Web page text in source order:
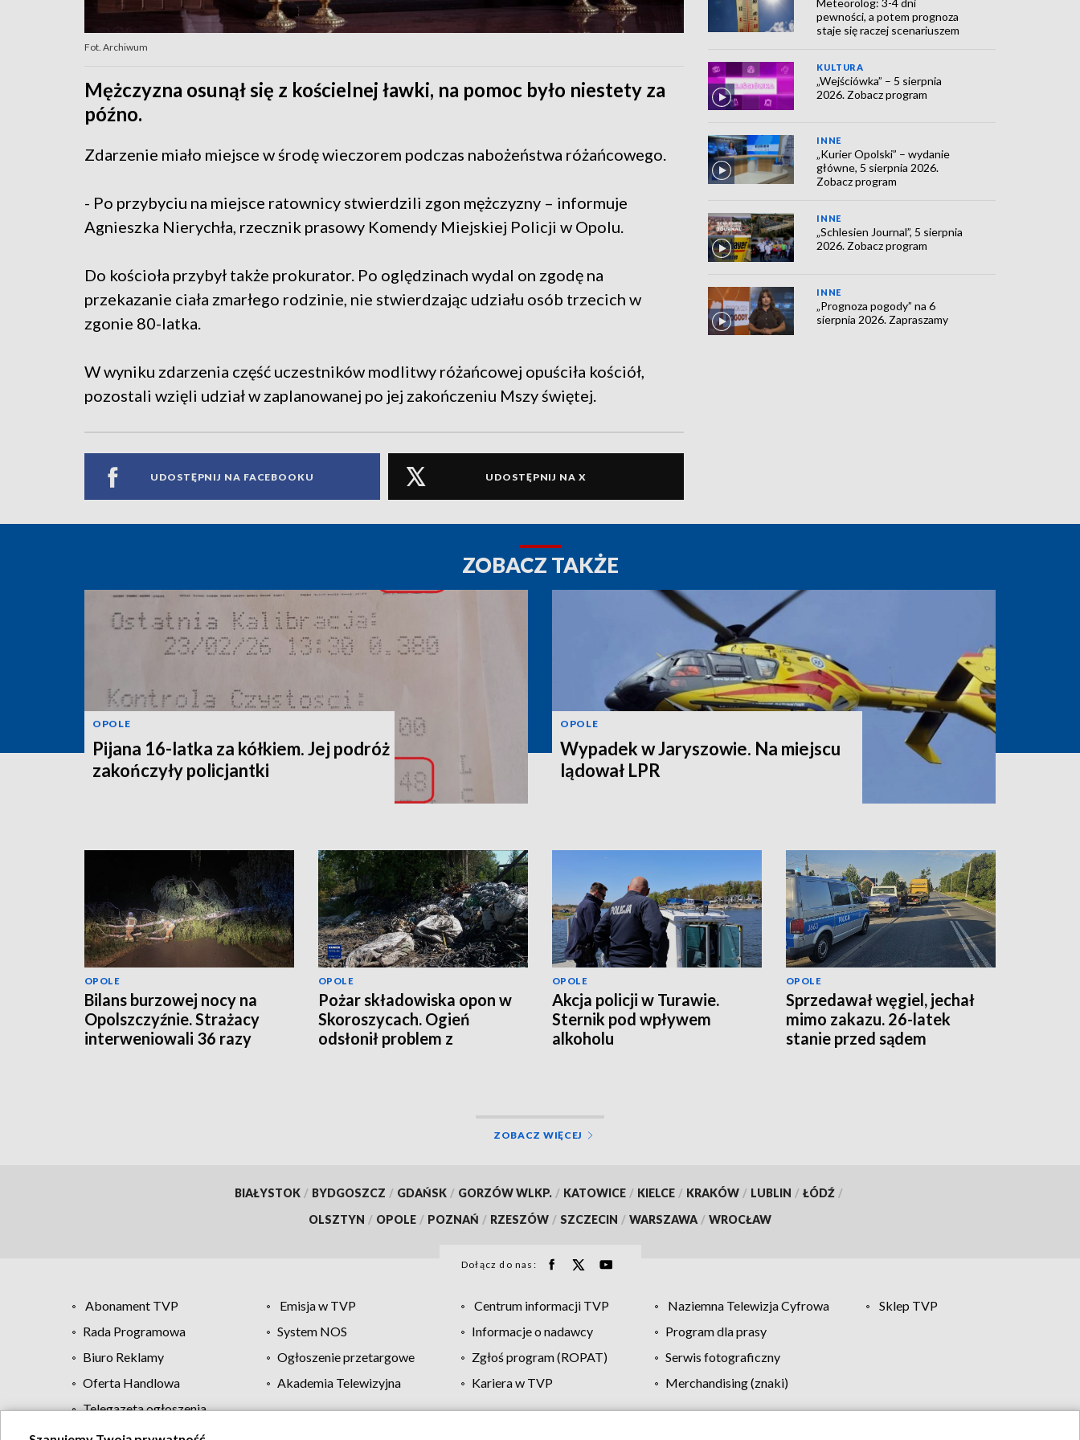
Fot. Archiwum
Mężczyzna osunął się z kościelnej ławki, na pomoc było niestety za
późno.
Zdarzenie miało miejsce w środę wieczorem podczas nabożeństwa różańcowego.
- Po przybyciu na miejsce ratownicy stwierdzili zgon mężczyzny – informuje
Agnieszka Nierychła, rzecznik prasowy Komendy Miejskiej Policji w Opolu.
Do kościoła przybył także prokurator. Po oględzinach wydal on zgodę na
przekazanie ciała zmarłego rodzinie, nie stwierdzając udziału osób trzecich w
zgonie 80-latka.
W wyniku zdarzenia część uczestników modlitwy różańcowej opuściła kościół,
pozostali wzięli udział w zaplanowanej po jej zakończeniu Mszy świętej.
UDOSTĘPNIJ NA FACEBOOKU UDOSTĘPNIJ NA X
pewności, a potem prognoza
staje się raczej scenariuszem
KULTURA
„Wejściówka” – 5 sierpnia
2026. Zobacz program
INNE
„Kurier Opolski” – wydanie
główne, 5 sierpnia 2026.
Zobacz program
INNE
„Schlesien Journal”, 5 sierpnia
2026. Zobacz program
INNE
„Prognoza pogody” na 6
sierpnia 2026. Zapraszamy
ZOBACZ TAKŻE
OPOLE
Pijana 16-latka za kółkiem. Jej podróż
zakończyły policjantki
OPOLE
Wypadek w Jaryszowie. Na miejscu
lądował LPR
OPOLE
Bilans burzowej nocy na
Opolszczyźnie. Strażacy
interweniowali 36 razy
OPOLE
Pożar składowiska opon w
Skoroszycach. Ogień
odsłonił problem z
OPOLE
Akcja policji w Turawie.
Sternik pod wpływem
alkoholu
OPOLE
Sprzedawał węgiel, jechał
mimo zakazu. 26-latek
stanie przed sądem
ZOBACZ WIĘCEJ
BIAŁYSTOK / BYDGOSZCZ / GDAŃSK / GORZÓW WLKP. / KATOWICE / KIELCE / KRAKÓW / LUBLIN / ŁÓDŹ /
OLSZTYN / OPOLE / POZNAŃ / RZESZÓW / SZCZECIN / WARSZAWA / WROCŁAW
Dołącz do nas:
Abonament TVP Emisja w TVP Centrum informacji TVP Naziemna Telewizja Cyfrowa
Sklep TVP
Rada Programowa
System NOS Informacje o nadawcy
Program dla prasy
Biuro Reklamy
Ogłoszenie przetargowe Zgłoś program (ROPAT)
Serwis fotograficzny
Oferta Handlowa
Akademia Telewizyjna Kariera w TVP
Merchandising (znaki)
Telegazeta ogłoszenia